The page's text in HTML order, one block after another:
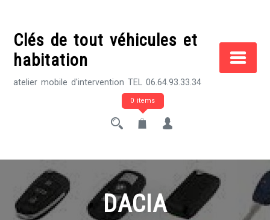
contentClés de tout véhicules et
habitation
atelier mobile d'intervention TEL 06.64.93.33.34
0 items
DACIA